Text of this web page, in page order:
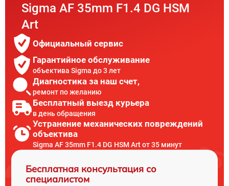
Sigma AF 35mm F1.4 DG HSM
Art
Официальный сервис
Гарантийное обслуживание
объектива Sigma до 3 лет
Диагностика за наш счет,
ремонт по желанию
Бесплатный выезд курьера
в день обращения
Устранение механических повреждений
объектива
Sigma AF 35mm F1.4 DG HSM Art от 35 минут
Бесплатная консультация со
специалистом